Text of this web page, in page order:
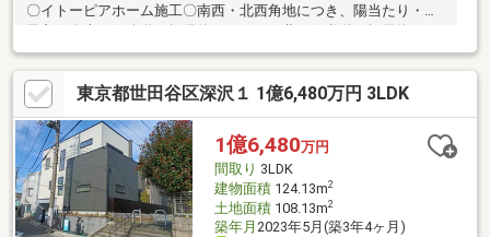
〇イトーピアホーム施工〇南西・北西角地につき、陽当たり・通
０ｍ〇約２０帖の広々としたＬＤＫ○リビング・ダイニング部分
に床暖房あり〇対面式システムキッチン（食洗機・浄水器付き）
〇４ＬＤＫ＋ウォークインクローゼット〇２階の洋室は全部屋６
帖以上、主寝室は約８．４帖〇駐車スペース１台分あり（サイズ
制限あり）〇キッチン・洗面所に床下収納あり〇２箇所の洗面台
あり○２箇所のトイレあり
東京都世田谷区深沢１ 1億6,480万円 3LDK
1億6,480万円
間取り 3LDK
建物面積124.13m2
土地面積108.13m2
築年月 2023年5月(築3年4ヶ月)